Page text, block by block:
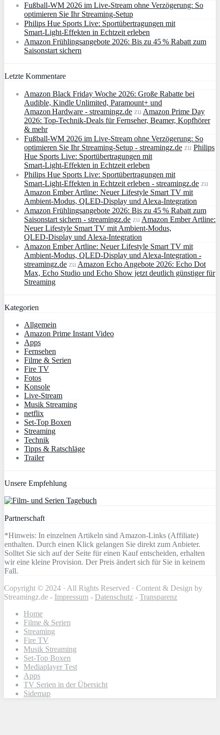
Fußball-WM 2026 im Live-Stream ohne Verzögerung: So
optimieren Sie Ihr Streaming-Setup
Philips Hue Sports Live: Sportübertragungen mit
Smart‑Light‑Effekten in Echtzeit erleben
Amazon Frühlingsangebote 2026: Bis zu 45 % Rabatt zum
Saisonstart sichern
Letzte Kommentare
Amazon Black Friday Woche 2026: Große Rabatte bei
Audible, Kindle Unlimited, Paramount+ und
Amazon Hardware - streamingz.de zuAmazon Prime Day
2026: Top-Technik-Deals für Fernseher, Beamer, Kopfhörer
& mehr
Fußball-WM 2026 im Live-Stream ohne Verzögerung: So
optimieren Sie Ihr Streaming-Setup - streamingz.de zu Philips
Hue Sports Live: Sportübertragungen mit
Smart‑Light‑Effekten in Echtzeit erleben
Philips Hue Sports Live: Sportübertragungen mit
Smart‑Light‑Effekten in Echtzeit erleben - streamingz.de zu
Amazon Ember Artline: Neuer Lifestyle Smart TV mit
Ambient‑Modus, QLED‑Display und Alexa‑Integration
Amazon Frühlingsangebote 2026: Bis zu 45 % Rabatt zum
Saisonstart sichern - streamingz.de zuAmazon Ember Artline:
Neuer Lifestyle Smart TV mit Ambient‑Modus,
QLED‑Display und Alexa‑Integration
Amazon Ember Artline: Neuer Lifestyle Smart TV mit
Ambient‑Modus, QLED‑Display und Alexa‑Integration -
streamingz.de zuAmazon Echo Angebote 2026: Echo Dot
Max, Echo Studio und Echo Show jetzt deutlich günstiger für
Streaming
Kategorien
Allgemein
Amazon Prime Instant Video
Apps
Fernsehen
Filme & Serien
Fire TV
Fotos
Konsole
Live-Stream
Musik Streaming
netflix
Set-Top Boxen
Streaming
Technik
Tipps & Ratschläge
Trailer
Unsere Empfehlung
Partnerschaft
*Hinweis: In einzelnen Artikeln sind Amazon-Links (Affiliate)
enthalten. Durch einen Klick gelangen Sie direkt zum Anbieter.
Solltet Sie sich auf der Seite für einen Kauf entscheiden, erhalten
wir eine kleine Provision. Der Preis ändert sich für Sie in keinem
Fall.
Copyright © 2024 · All Rights Reserved · Content & Design by
Streamingz.de - Impressum - Datenschutz - Transparenz
Home
Filme & Serien
Streaming
Fire TV
Musik Streaming
Set-Top Boxen
Mediaplayer Test
Apps
TV Serien in der Übersicht
Sidemap